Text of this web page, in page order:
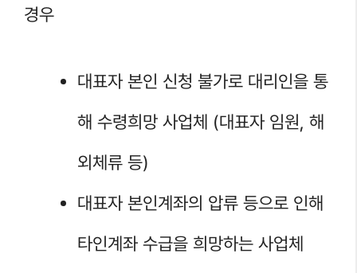
경우
대표자 본인 신청 불가로 대리인을 통
해 수령희망 사업체 (대표자 임원, 해
외체류 등)
대표자 본인계좌의 압류 등으로 인해
타인계좌 수급을 희망하는 사업체